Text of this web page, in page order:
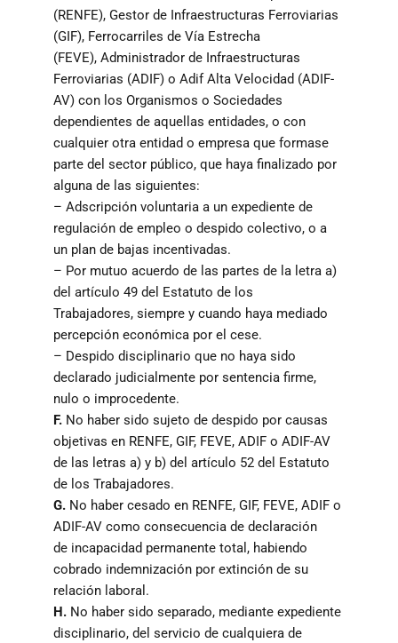
(RENFE), Gestor de Infraestructuras Ferroviarias
(GIF), Ferrocarriles de Vía Estrecha
(FEVE), Administrador de Infraestructuras
Ferroviarias (ADIF) o Adif Alta Velocidad (ADIF-
AV) con los Organismos o Sociedades
dependientes de aquellas entidades, o con
cualquier otra entidad o empresa que formase
parte del sector público, que haya finalizado por
alguna de las siguientes:
– Adscripción voluntaria a un expediente de
regulación de empleo o despido colectivo, o a
un plan de bajas incentivadas.
– Por mutuo acuerdo de las partes de la letra a)
del artículo 49 del Estatuto de los
Trabajadores, siempre y cuando haya mediado
percepción económica por el cese.
– Despido disciplinario que no haya sido
declarado judicialmente por sentencia firme,
nulo o improcedente.
F. No haber sido sujeto de despido por causas
objetivas en RENFE, GIF, FEVE, ADIF o ADIF-AV
de las letras a) y b) del artículo 52 del Estatuto
de los Trabajadores.
G. No haber cesado en RENFE, GIF, FEVE, ADIF o
ADIF-AV como consecuencia de declaración
de incapacidad permanente total, habiendo
cobrado indemnización por extinción de su
relación laboral.
H. No haber sido separado, mediante expediente
disciplinario, del servicio de cualquiera de